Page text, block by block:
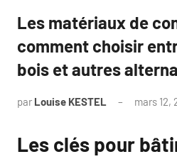
Les matériaux de
comment choisir
bois et autres
par Louise KESTEL mars 12,
Les clés pour